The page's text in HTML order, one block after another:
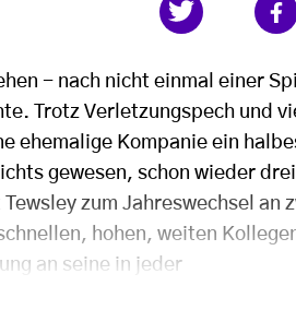
- nach nicht einmal einer
Trotz Verletzungspech und
ehemalige Kompanie ein
gewesen, schon wieder
zum Jahreswechsel
hohen, weiten
an seine in jeder